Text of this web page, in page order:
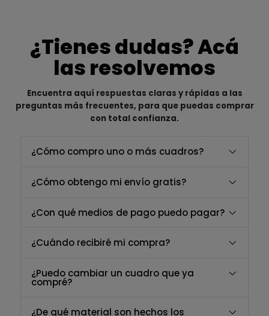
¿Tienes dudas? Acá
las resolvemos
Encuentra aquí respuestas claras y rápidas a las
preguntas más frecuentes, para que puedas comprar
con total confianza.
¿Cómo compro uno o más cuadros?
¿Cómo obtengo mi envío gratis?
¿Con qué medios de pago puedo pagar?
¿Cuándo recibiré mi compra?
¿Puedo cambiar un cuadro que ya
compré?
¿De qué material son hechos los